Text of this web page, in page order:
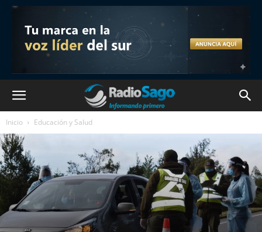
Inicio Educación y Salud